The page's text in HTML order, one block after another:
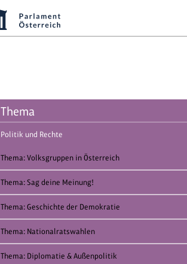
Thema
Politik und Rechte
Thema: Volksgruppen in Österreich
Thema: Sag deine Meinung!
Thema: Geschichte der Demokratie
Thema: Nationalratswahlen
Thema: Diplomatie & Außenpolitik